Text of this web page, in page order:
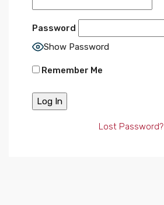
Password
Show Password
Remember Me
Lost Password?